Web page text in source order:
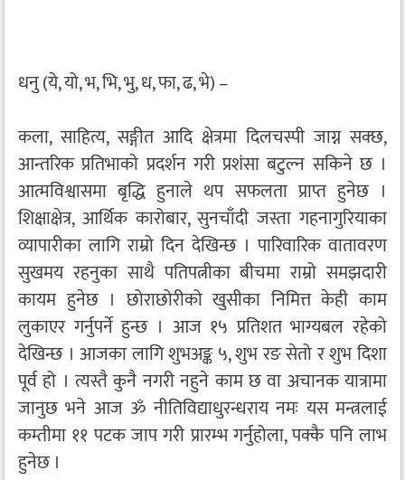
धनु (ये, यो, भ, भि, भु, ध, फा, ढ, भे) –
कला, साहित्य, सङ्गीत आदि क्षेत्रमा दिलचस्पी जाग्न सक्छ,
आन्तरिक प्रतिभाको प्रदर्शन गरी प्रशंसा बटुल्न सकिने छ ।
आत्मविश्वासमा बृद्धि हुनाले थप सफलता प्राप्त हुनेछ ।
शिक्षाक्षेत्र, आर्थिक कारोबार, सुनचाँदी जस्ता गहनागुरियाका
व्यापारीका लागि राम्रो दिन देखिन्छ । पारिवारिक वातावरण
सुखमय रहनुका साथै पतिपत्नीका बीचमा राम्रो समझदारी
कायम हुनेछ । छोराछोरीको खुसीका निमित्त केही काम
लुकाएर गर्नुपर्ने हुन्छ । आज १५ प्रतिशत भाग्यबल रहेको
देखिन्छ । आजका लागि शुभअङ्क ५, शुभ रङ सेतो र शुभ दिशा
पूर्व हो । त्यस्तै कुनै नगरी नहुने काम छ वा अचानक यात्रामा
जानुछ भने आज ॐ नीतिविद्याधुरन्धराय नमः यस मन्त्रलाई
कम्तीमा ११ पटक जाप गरी प्रारम्भ गर्नुहोला, पक्कै पनि लाभ
हुनेछ ।